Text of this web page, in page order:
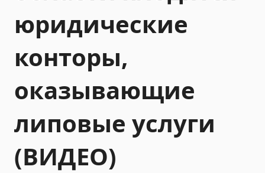
юридические
конторы,
оказывающие
липовые услуги
(ВИДЕО)